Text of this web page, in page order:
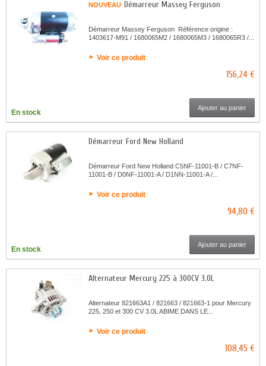
NOUVEAU Démarreur Massey Ferguson
Démarreur Massey Ferguson Référence origine :
1403617-M91 / 1680065M2 / 1680065M3 / 1680065R3 /...
Voir ce produit
156,24 €
En stock
Ajouter au panier
Démarreur Ford New Holland
Démarreur Ford New Holland C5NF-11001-B / C7NF-
11001-B / D0NF-11001-A / D1NN-11001-A /...
Voir ce produit
94,80 €
En stock
Ajouter au panier
Alternateur Mercury 225 à 300CV 3.0L
Alternateur 821663A1 / 821663 / 821663-1 pour Mercury
225, 250 et 300 CV 3.0L ABIME DANS LE...
Voir ce produit
108,45 €